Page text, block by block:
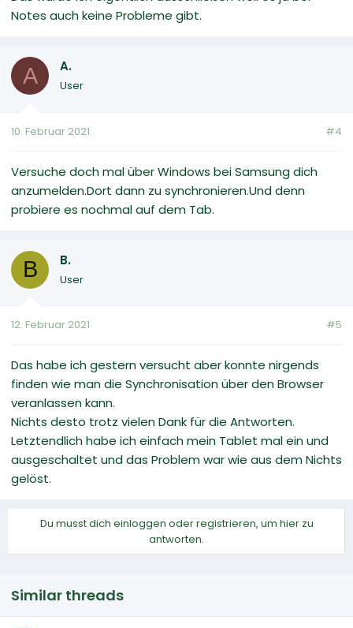
Notes auch keine Probleme gibt.
A A.
User
10. Februar 2021 #4
Versuche doch mal über Windows bei Samsung dich
anzumelden.Dort dann zu synchronieren.Und denn
probiere es nochmal auf dem Tab.
B B.
User
12. Februar 2021 #5
Das habe ich gestern versucht aber konnte nirgends
finden wie man die Synchronisation über den Browser
veranlassen kann.
Nichts desto trotz vielen Dank für die Antworten.
Letztendlich habe ich einfach mein Tablet mal ein und
ausgeschaltet und das Problem war wie aus dem Nichts
gelöst.
Du musst dich einloggen oder registrieren, um hier zu
antworten.
Similar threads